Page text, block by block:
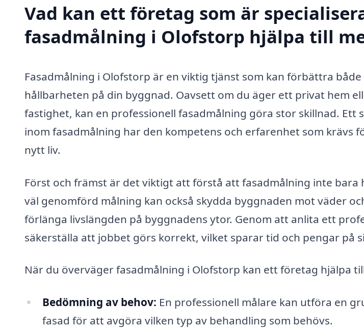
Vad kan ett företag som är
fasadmålning i Olofstorp hjälpa till
Fasadmålning i Olofstorp är en viktig tjänst som kan förbättra
hållbarheten på din byggnad. Oavsett om du äger ett privat hem
fastighet, kan en professionell fasadmålning göra stor skillnad. Ett
inom fasadmålning har den kompetens och erfarenhet som krävs
nytt liv.
Först och främst är det viktigt att förstå att fasadmålning inte bara
väl genomförd målning kan också skydda byggnaden mot väder
förlänga livslängden på byggnadens ytor. Genom att anlita ett
säkerställa att jobbet görs korrekt, vilket sparar tid och pengar på
När du överväger fasadmålning i Olofstorp kan ett företag hjälpa
Bedömning av behov: En professionell målare kan utföra en
fasad för att avgöra vilken typ av behandling som behövs.